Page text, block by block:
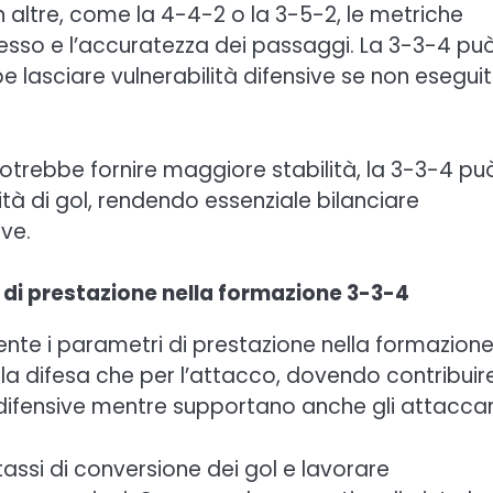
come la 4-4-2 o la 3-5-2, le metriche
e l’accuratezza dei passaggi. La 3-3-4
vulnerabilità difensive se non
fornire maggiore stabilità, la 3-3-4
di gol, rendendo essenziale bilanciare
prestazione nella formazione 3-3-4
i parametri di prestazione nella
difesa che per l’attacco, dovendo
mentre supportano anche gli
di conversione dei gol e lavorare